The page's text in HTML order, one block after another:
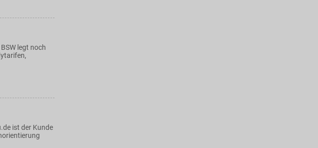
legt noch
ist der Kunde